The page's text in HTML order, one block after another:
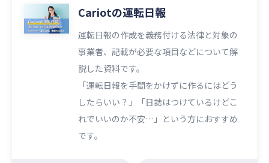
Cariotの運転日報
運転日報の作成を義務付ける法律と対象の
事業者、記載が必要な項目などについて解
説した資料です。
「運転日報を手間をかけずに作るにはどう
したらいい？」「日誌はつけているけどこ
れでいいのか不安…」という方におすすめ
です。